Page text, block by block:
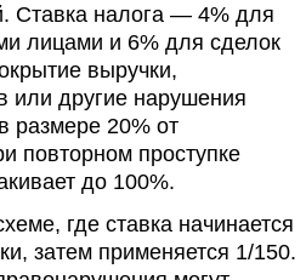
Ставка налога — 4% для
лицами и 6% для сделок
выручки,
или другие нарушения
размере 20% от
повторном проступке
до 100%.
где ставка начинается
затем применяется 1/150.